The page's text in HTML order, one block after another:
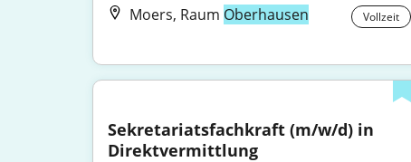
Moers, Raum Oberhausen Vollzeit
Sekretariatsfachkraft (m/w/d) in
Direktvermittlung